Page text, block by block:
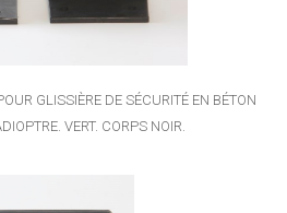
GLISSIÈRE DE SÉCURITÉ EN BÉTON
VERT. CORPS NOIR.